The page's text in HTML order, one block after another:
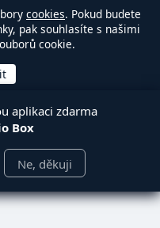
cookies. Pokud budete
pak souhlasíte s našimi
cookie.
aplikaci zdarma
Box
Ne, děkuji